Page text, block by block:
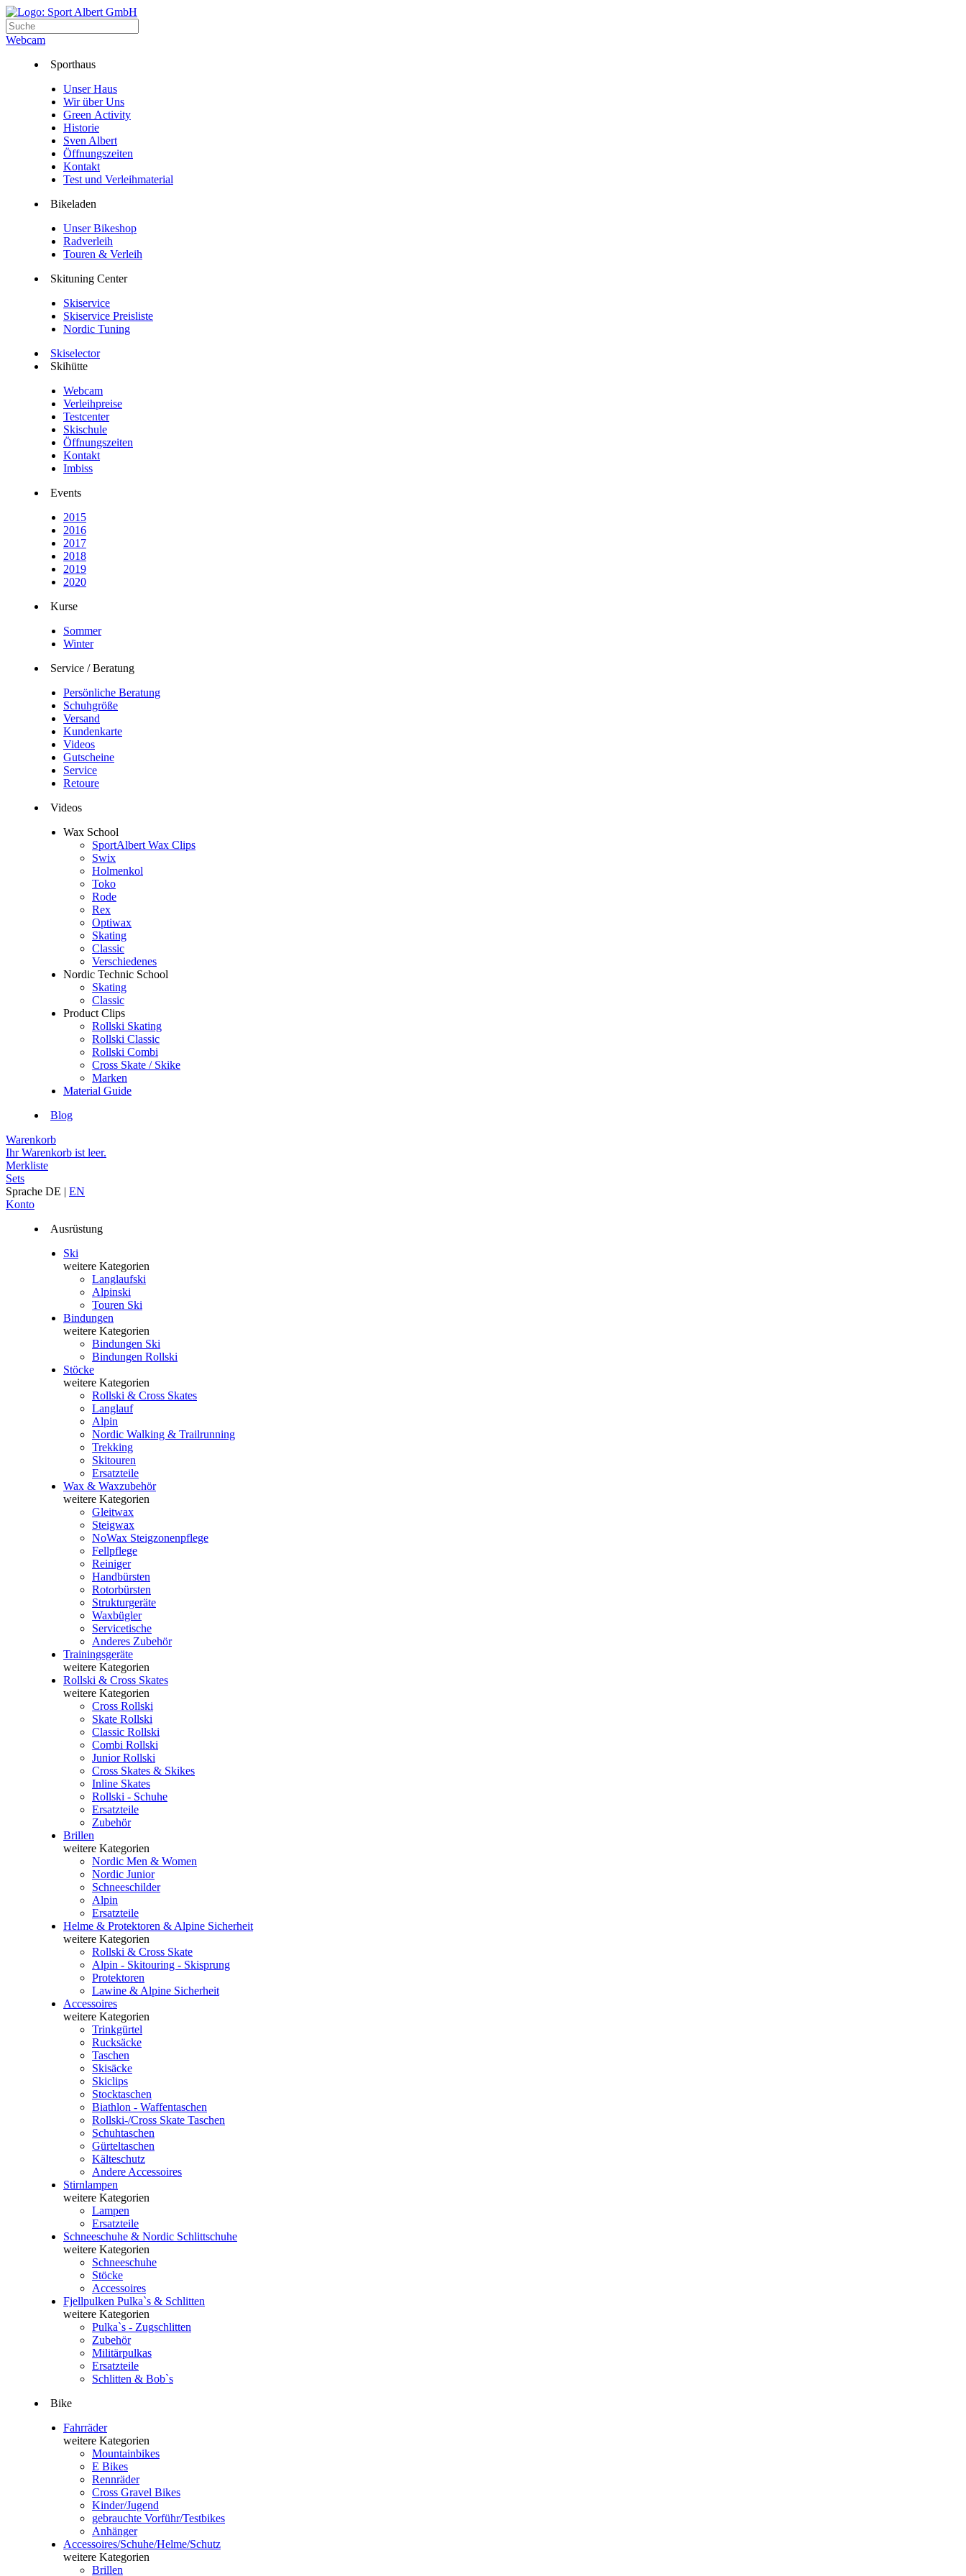
Webcam
Sporthaus
Unser Haus
Wir über Uns
Green Activity
Historie
Sven Albert
Öffnungszeiten
Kontakt
Test und Verleihmaterial
Bikeladen
Unser Bikeshop
Radverleih
Touren & Verleih
Skituning Center
Skiservice
Skiservice Preisliste
Nordic Tuning
Skiselector
Skihütte
Webcam
Verleihpreise
Testcenter
Skischule
Öffnungszeiten
Kontakt
Imbiss
Events
2015
2016
2017
2018
2019
2020
Kurse
Sommer
Winter
Service / Beratung
Persönliche Beratung
Schuhgröße
Versand
Kundenkarte
Videos
Gutscheine
Service
Retoure
Videos
Wax School
SportAlbert Wax Clips
Swix
Holmenkol
Toko
Rode
Rex
Optiwax
Skating
Classic
Verschiedenes
Nordic Technic School
Skating
Classic
Product Clips
Rollski Skating
Rollski Classic
Rollski Combi
Cross Skate / Skike
Marken
Material Guide
Blog
Warenkorb
Ihr Warenkorb ist leer.
Merkliste
Sets
Sprache DE | EN
Konto
Ausrüstung
Ski
weitere Kategorien
Langlaufski
Alpinski
Touren Ski
Bindungen
weitere Kategorien
Bindungen Ski
Bindungen Rollski
Stöcke
weitere Kategorien
Rollski & Cross Skates
Langlauf
Alpin
Nordic Walking & Trailrunning
Trekking
Skitouren
Ersatzteile
Wax & Waxzubehör
weitere Kategorien
Gleitwax
Steigwax
NoWax Steigzonenpflege
Fellpflege
Reiniger
Handbürsten
Rotorbürsten
Strukturgeräte
Waxbügler
Servicetische
Anderes Zubehör
Trainingsgeräte
weitere Kategorien
Rollski & Cross Skates
weitere Kategorien
Cross Rollski
Skate Rollski
Classic Rollski
Combi Rollski
Junior Rollski
Cross Skates & Skikes
Inline Skates
Rollski - Schuhe
Ersatzteile
Zubehör
Brillen
weitere Kategorien
Nordic Men & Women
Nordic Junior
Schneeschilder
Alpin
Ersatzteile
Helme & Protektoren & Alpine Sicherheit
weitere Kategorien
Rollski & Cross Skate
Alpin - Skitouring - Skisprung
Protektoren
Lawine & Alpine Sicherheit
Accessoires
weitere Kategorien
Trinkgürtel
Rucksäcke
Taschen
Skisäcke
Skiclips
Stocktaschen
Biathlon - Waffentaschen
Rollski-/Cross Skate Taschen
Schuhtaschen
Gürteltaschen
Kälteschutz
Andere Accessoires
Stirnlampen
weitere Kategorien
Lampen
Ersatzteile
Schneeschuhe & Nordic Schlittschuhe
weitere Kategorien
Schneeschuhe
Stöcke
Accessoires
Fjellpulken Pulka`s & Schlitten
weitere Kategorien
Pulka`s - Zugschlitten
Zubehör
Militärpulkas
Ersatzteile
Schlitten & Bob`s
Bike
Fahrräder
weitere Kategorien
Mountainbikes
E Bikes
Rennräder
Cross Gravel Bikes
Kinder/Jugend
gebrauchte Vorführ/Testbikes
Anhänger
Accessoires/Schuhe/Helme/Schutz
weitere Kategorien
Brillen